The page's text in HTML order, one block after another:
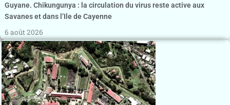
Guyane. Chikungunya : la circulation du virus reste active aux
Savanes et dans l’Ile de Cayenne
6 août 2026